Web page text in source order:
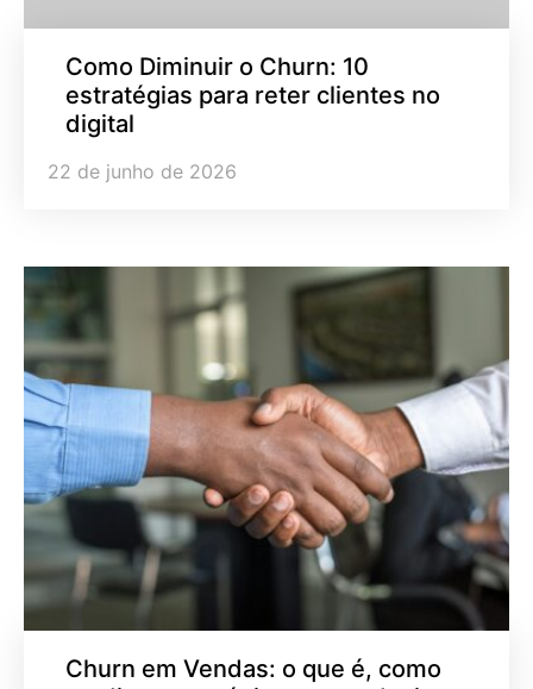
Como Diminuir o Churn: 10
estratégias para reter clientes no
digital
22 de junho de 2026
Churn em Vendas: o que é, como